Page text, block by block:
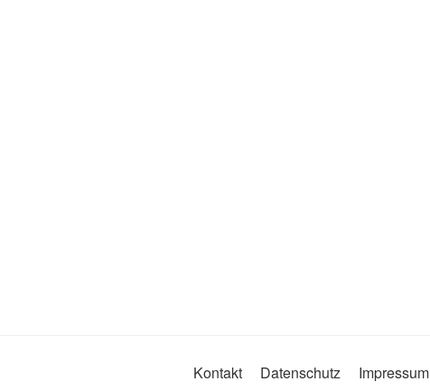
Kontakt Datenschutz Impressum